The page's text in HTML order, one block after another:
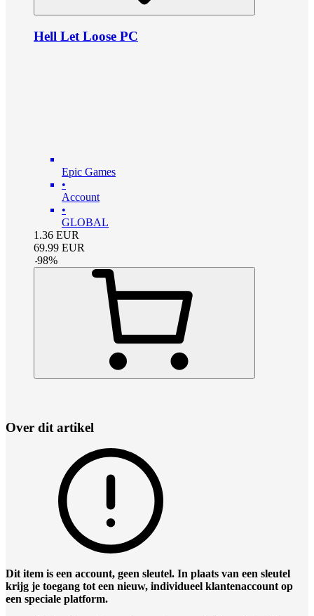
Hell Let Loose PC
Epic Games
•
Account
•
GLOBAL
1.36 EUR
69.99 EUR
-98%
Over dit artikel
Dit item is een account, geen sleutel. In plaats van een sleutel
krijg je toegang tot een nieuw, individueel klantenaccount op
een speciale platform.